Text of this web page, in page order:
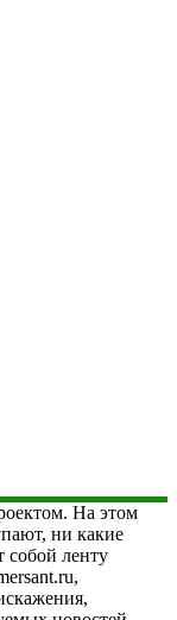
На этом
ни какие
собой ленту